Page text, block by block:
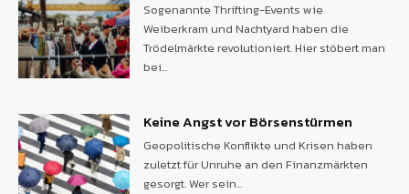
Sogenannte Thrifting-Events wie
Weiberkram und Nachtyard haben die
Trödelmärkte revolutioniert. Hier stöbert man
bei...
Keine Angst vor Börsenstürmen
Geopolitische Konflikte und Krisen haben
zuletzt für Unruhe an den Finanzmärkten
gesorgt. Wer sein...